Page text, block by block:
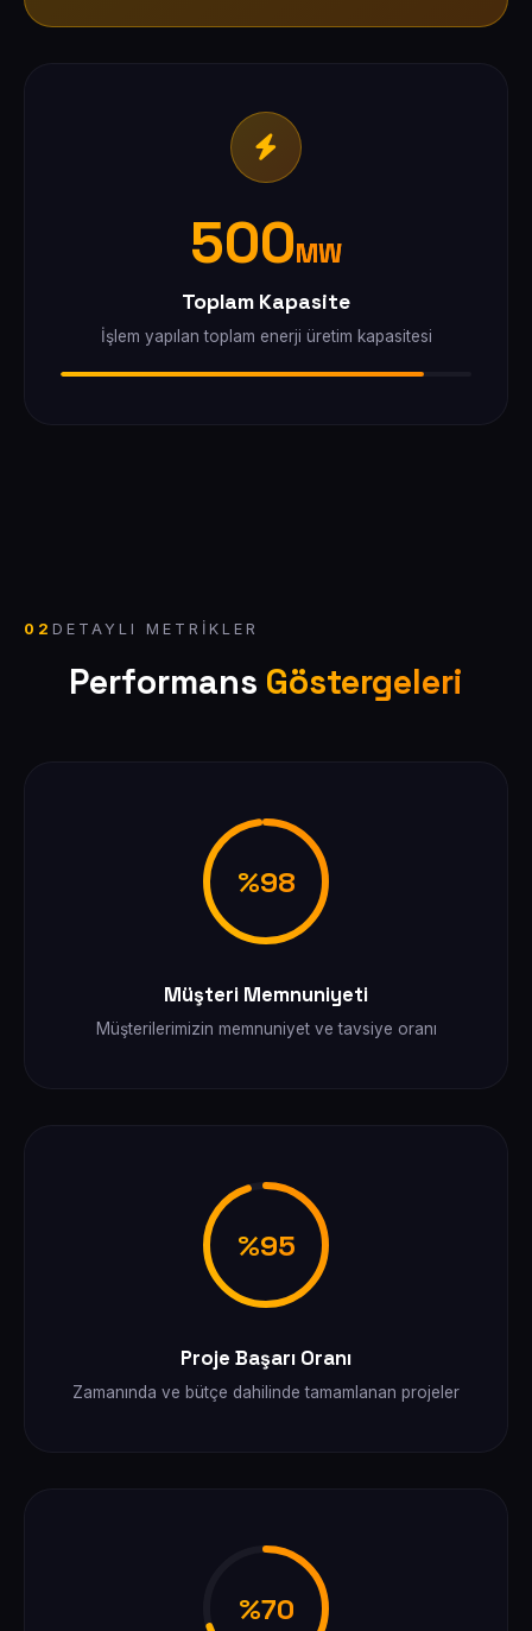
500MW
Toplam Kapasite
İşlem yapılan toplam enerji üretim kapasitesi
02 DETAYLI METRIKLER
Performans Göstergeleri
%98
Müşteri Memnuniyeti
Müşterilerimizin memnuniyet ve tavsiye oranı
%95
Proje Başarı Oranı
Zamanında ve bütçe dahilinde tamamlanan projeler
%70